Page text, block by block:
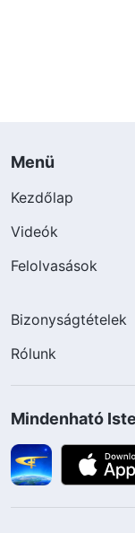
Menü
Kezdőlap
Videók
Felolvasások
Bizonyságtételek
Rólunk
Mindenható